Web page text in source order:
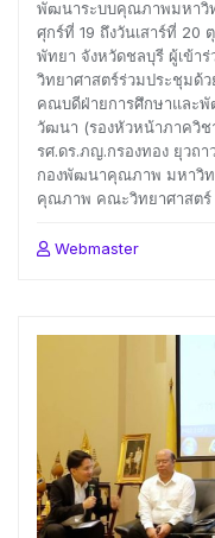
พัฒนาระบบคุณภาพมหาวิท
ศุกร์ที่ 19 ถึงวันเสาร์ที่
พัทยา จังหวัดชลบุรี ผู้เข้า
วิทยาศาสตร์ร่วมประชุมด้
คณบดีฝ่ายการศึกษาและ
วัฒนา (รองหัวหน้าภาควิช
รศ.ดร.ภญ.กรองทอง ยุวถ
กองพัฒนาคุณภาพ มหาวิ
คุณภาพ คณะวิทยาศาสตร์
Webmaster